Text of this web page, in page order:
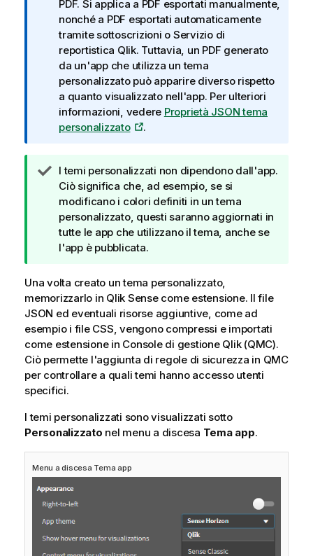
t
a
i
n
f
o
r
m
a
c
a
PDF. Si applica a PDF esportati manualmente,
nonché a PDF esportati automaticamente
tramite sottoscrizioni o Servizio di
reportistica Qlik. Tuttavia, un PDF generato
da un'app che utilizza un tema
personalizzato può apparire diverso rispetto
a quanto visualizzato nell'app. Per ulteriori
informazioni, vedere Proprietà JSON tema
personalizzato
.
N
o
t
a
d
i
u
g
g
e
r
i
m
e
t
o
I temi personalizzati non dipendono dall'app.
Ciò significa che, ad esempio, se si
modificano i colori definiti in un tema
personalizzato, questi saranno aggiornati in
tutte le app che utilizzano il tema, anche se
l'app è pubblicata.
Una volta creato un tema personalizzato,
memorizzarlo in Qlik Sensecome estensione. Il file
JSON ed eventuali risorse aggiuntive, come ad
esempio i file CSS, vengono compressi e importati
come estensione in Console di gestione Qlik(QMC).
Ciò permette l'aggiunta di regole di sicurezza in QMC
per controllare a quali temi hanno accesso utenti
specifici.
I temi personalizzati sono visualizzati sotto
Personalizzato nel menu a discesa Tema app.
Menu a discesa Tema app